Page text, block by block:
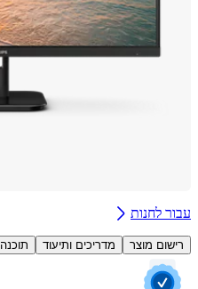
לחנות
מוצר מדריכים ותיעוד תוכנה